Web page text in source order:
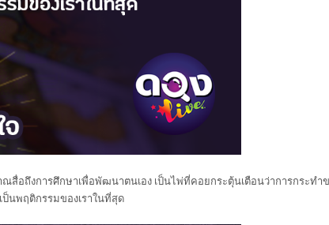
ถึงการศึกษาเพื่อพัฒนาตนเอง เป็นไพ่ที่คอยกระตุ้นเตือนว่าการกระทำข
ป็นพฤติกรรมของเราในที่สุด